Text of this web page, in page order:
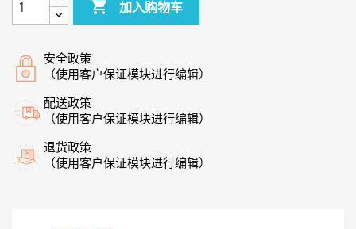
 加入购物车
安全政策
（使用客户保证模块进行编辑）
配送政策
（使用客户保证模块进行编辑）
退货政策
（使用客户保证模块进行编辑）